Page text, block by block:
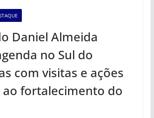
Daniel Almeida
no Sul do
com visitas e ações
fortalecimento do